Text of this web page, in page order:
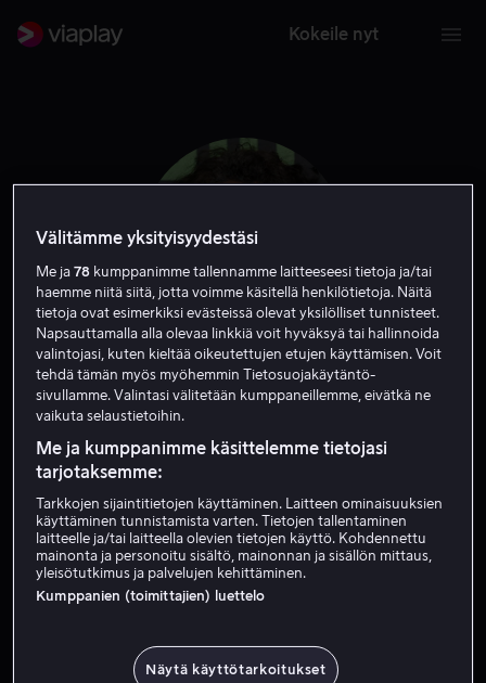
Kokeile nyt
Naveen Andrews
Näyttelijä
Alk. 4,99 €
Välitämme yksityisyydestäsi
Me ja78 kumppanimme tallennamme laitteeseesi tietoja ja/tai
haemme niitä siitä, jotta voimme käsitellä henkilötietoja. Näitä
tietoja ovat esimerkiksi evästeissä olevat yksilölliset tunnisteet.
Napsauttamalla alla olevaa linkkiä voit hyväksyä tai hallinnoida
valintojasi, kuten kieltää oikeutettujen etujen käyttämisen. Voit
tehdä tämän myös myöhemmin Tietosuojakäytäntö-
sivullamme. Valintasi välitetään kumppaneillemme, eivätkä ne
vaikuta selaustietoihin.
Me ja kumppanimme käsittelemme tietojasi
tarjotaksemme:
Tarkkojen sijaintitietojen käyttäminen. Laitteen ominaisuuksien
käyttäminen tunnistamista varten. Tietojen tallentaminen
laitteelle ja/tai laitteella olevien tietojen käyttö. Kohdennettu
mainonta ja personoitu sisältö, mainonnan ja sisällön mittaus,
yleisötutkimus ja palvelujen kehittäminen.
Kumppanien (toimittajien) luettelo
Näytä käyttötarkoitukset